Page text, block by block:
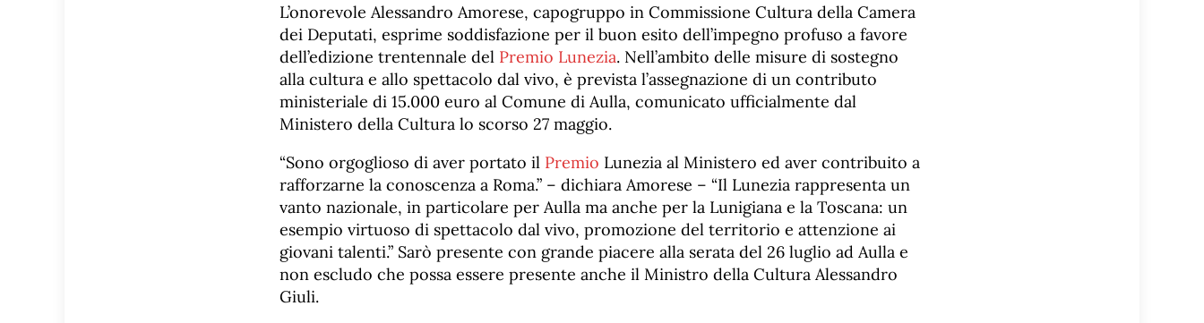
L’onorevole Alessandro Amorese, capogruppo in Commissione Cultura della Camera
dei Deputati, esprime soddisfazione per il buon esito dell’impegno profuso a favore
dell’edizione trentennale del Premio Lunezia. Nell’ambito delle misure di sostegno
alla cultura e allo spettacolo dal vivo, è prevista l’assegnazione di un contributo
ministeriale di 15.000 euro al Comune di Aulla, comunicato ufficialmente dal
Ministero della Cultura lo scorso 27 maggio.
“Sono orgoglioso di aver portato il Premio Lunezia al Ministero ed aver contribuito a
rafforzarne la conoscenza a Roma.” – dichiara Amorese – “Il Lunezia rappresenta un
vanto nazionale, in particolare per Aulla ma anche per la Lunigiana e la Toscana: un
esempio virtuoso di spettacolo dal vivo, promozione del territorio e attenzione ai
giovani talenti.” Sarò presente con grande piacere alla serata del 26 luglio ad Aulla e
non escludo che possa essere presente anche il Ministro della Cultura Alessandro
Giuli.